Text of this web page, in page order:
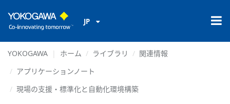
JP
YOKOGAWA ホーム ライブラリ
関連情報
アプリケーションノート
現場の支援・標準化と自動化環境構築